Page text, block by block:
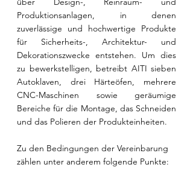
Produktionsanlagen, in denen
zuverlässige und hochwertige Produkte
für Sicherheits-, Architektur- und
Dekorationszwecke entstehen. Um dies
zu bewerkstelligen, betreibt AITI sieben
Autoklaven, drei Härteöfen, mehrere
CNC-Maschinen sowie geräumige
Bereiche für die Montage, das Schneiden
und das Polieren der Produkteinheiten.
Zu den Bedingungen der Vereinbarung
zählen unter anderem folgende Punkte: